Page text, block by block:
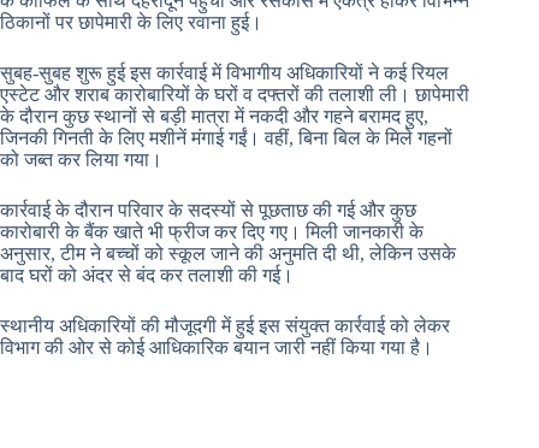
ठिकानों पर छापेमारी के लिए रवाना हुई।
सुबह-सुबह शुरू हुई इस कार्रवाई में विभागीय अधिकारियों ने कई रियल
एस्टेट और शराब कारोबारियों के घरों व दफ्तरों की तलाशी ली। छापेमारी
के दौरान कुछ स्थानों से बड़ी मात्रा में नकदी और गहने बरामद हुए,
जिनकी गिनती के लिए मशीनें मंगाई गईं। वहीं, बिना बिल के मिले गहनों
को जब्त कर लिया गया।
कार्रवाई के दौरान परिवार के सदस्यों से पूछताछ की गई और कुछ
कारोबारी के बैंक खाते भी फ्रीज कर दिए गए। मिली जानकारी के
अनुसार, टीम ने बच्चों को स्कूल जाने की अनुमति दी थी, लेकिन उसके
बाद घरों को अंदर से बंद कर तलाशी की गई।
स्थानीय अधिकारियों की मौजूदगी में हुई इस संयुक्त कार्रवाई को लेकर
विभाग की ओर से कोई आधिकारिक बयान जारी नहीं किया गया है।